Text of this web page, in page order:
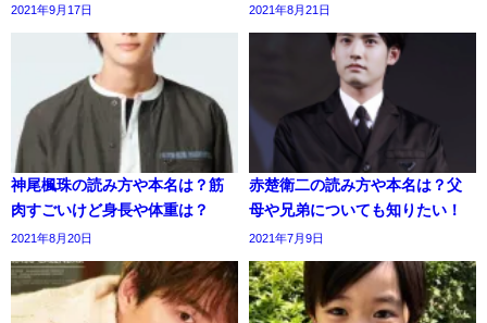
2021年9月17日 2021年8月21日
神尾楓珠の読み方や本名は？筋
肉すごいけど身長や体重は？
2021年8月20日
赤楚衛二の読み方や本名は？父
母や兄弟についても知りたい！
2021年7月9日